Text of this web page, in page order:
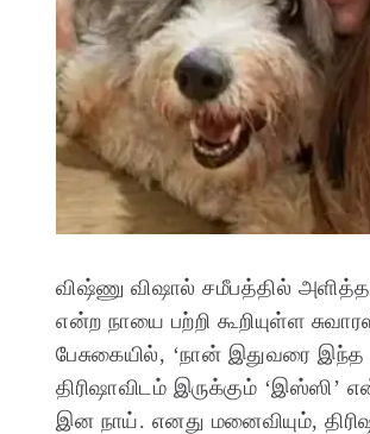
விஷ்ணு விஷால் சமீபத்தில் அளித்த
என்ற நாயை பற்றி கூறியுள்ள
பேசுகையில், ‘நான் இதுவரை
திரிஷாவிடம் இருக்கும் ‘இஸ்ஸி’
இன நாய். எனது மனைவியும்,